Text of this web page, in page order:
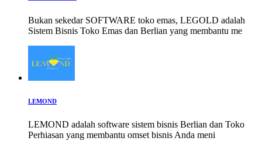
Bukan sekedar SOFTWARE toko emas, LEGOLD adalah
Sistem Bisnis Toko Emas dan Berlian yang membantu me
LEMOND
LEMOND adalah software sistem bisnis Berlian dan Toko
Perhiasan yang membantu omset bisnis Anda meni